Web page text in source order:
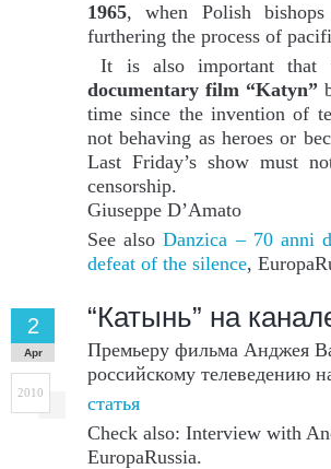
1965, when Polish
furthering the process of
It is also important that
documentary film “Katyn”
time since the invention of
not behaving as heroes or
Last Friday’s show must
censorship.
Giuseppe D’Amato
See alsoDanzica – 70 anni
defeat of the silence,
“Катынь” на
2
Apr
2010
Премьеру фильма Анджея
российскому телеведению
статья
Check also: Interview with
EuropaRussia.